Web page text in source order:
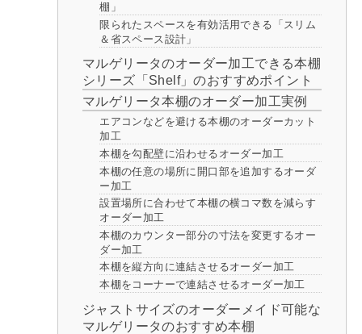
棚」
限られたスペースを有効活用できる「スリム
＆省スペース設計」
マルゲリータのオーダー加工できる本棚
シリーズ「Shelf」のおすすめポイント
マルゲリータ本棚のオーダー加工実例
エアコンなどを避ける本棚のオーダーカット
加工
本棚を勾配壁に沿わせるオーダー加工
本棚の任意の場所に開口部を追加するオーダ
ー加工
設置場所に合わせて本棚の横コマ数を減らす
オーダー加工
本棚のカウンター部分の寸法を変更するオー
ダー加工
本棚を縦方向に連結させるオーダー加工
本棚をコーナーで連結させるオーダー加工
ジャストサイズのオーダーメイド可能な
マルゲリータのおすすめ本棚